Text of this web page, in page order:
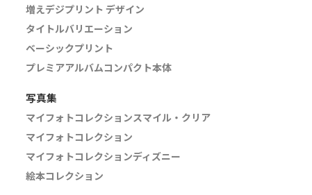
増えデジプリント デザイン
タイトルバリエーション
ベーシックプリント
プレミアアルバムコンパクト本体
写真集
マイフォトコレクションスマイル・クリア
マイフォトコレクション
マイフォトコレクションディズニー
絵本コレクション